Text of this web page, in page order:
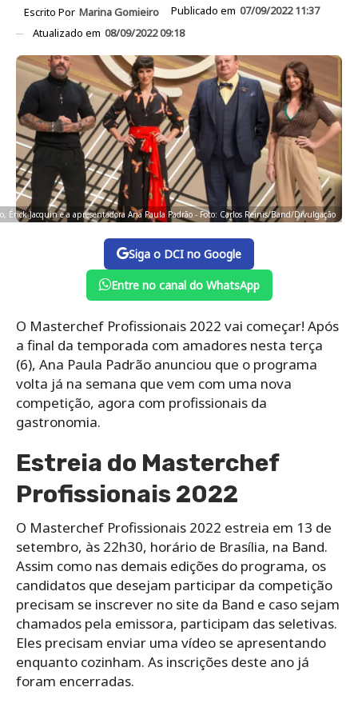
Escrito Por Marina Gomieiro Publicado em 07/09/2022 11:37
Atualizado em 08/09/2022 09:18
Érick Jacquin e a apresentadora Ana Paula Padrão - Foto: Carlos Reinis/Band/Divulgação
Siga o DCI no Google
Entre no canal do WhatsApp
O Masterchef Profissionais 2022 vai começar! Após
a final da temporada com amadores nesta terça
(6), Ana Paula Padrão anunciou que o programa
volta já na semana que vem com uma nova
competição, agora com profissionais da
gastronomia.
Estreia do Masterchef
Profissionais 2022
O Masterchef Profissionais 2022 estreia em 13 de
setembro, às 22h30, horário de Brasília, na Band.
Assim como nas demais edições do programa, os
candidatos que desejam participar da competição
precisam se inscrever no site da Band e caso sejam
chamados pela emissora, participam das seletivas.
Eles precisam enviar uma vídeo se apresentando
enquanto cozinham. As inscrições deste ano já
foram encerradas.